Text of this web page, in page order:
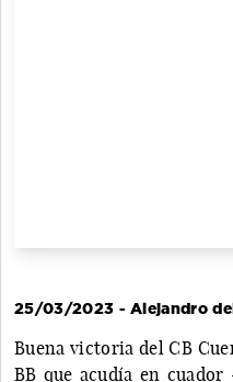
25/03/2023 - Alejandro
Buena victoria del CB
BB que acudía en